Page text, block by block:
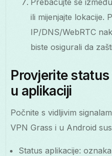
ili mijenjajte lokacije.
IP/DNS/WebRTC
biste osigurali da
Provjerite
u aplikaciji
Počnite s vidljivim
VPN Grass i u Android
Status aplikacije: